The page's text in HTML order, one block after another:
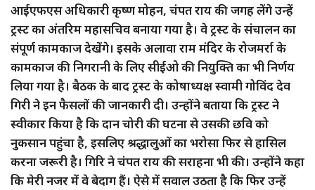
आईएफएस अधिकारी कृष्ण मोहन, चंपत राय की जगह लेंगे उन्हें
ट्रस्ट का अंतरिम महासचिव बनाया गया है। वे ट्रस्ट के संचालन का
संपूर्ण कामकाज देखेंगे। इसके अलावा राम मंदिर के रोजमर्रा के
कामकाज की निगरानी के लिए सीईओ की नियुक्ति का भी निर्णय
लिया गया है। बैठक के बाद ट्रस्ट के कोषाध्यक्ष स्वामी गोविंद देव
गिरी ने इन फैसलों की जानकारी दी। उन्होंने बताया कि ट्रस्ट ने
स्वीकार किया है कि दान चोरी की घटना से उसकी छवि को
नुकसान पहुंचा है, इसलिए श्रद्धालुओं का भरोसा फिर से हासिल
करना जरूरी है। गिरि ने चंपत राय की सराहना भी की। उन्होंने कहा
कि मेरी नजर में वे बेदाग हैं। ऐसे में सवाल उठता है कि फिर उन्हें